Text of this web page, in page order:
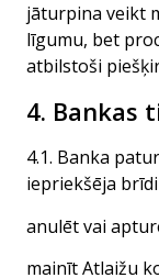
jāturpina veikt
līgumu, bet
atbilstoši
4. Bankas
4.1. Banka
iepriekšēja
anulēt vai
mainīt Atlaižu